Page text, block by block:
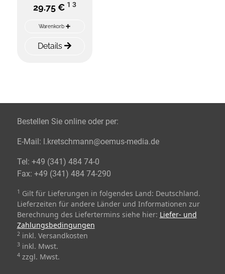
29.75 € 1 3
Warenkorb
Details
Bestellen Sie online oder per:
E-Mail: l.kretschmann@oemus-media.de
Tel: +49 (341) 484 74-0
Fax: +49 (341) 484 74-290
1 Gilt für Lieferungen in folgendes Land: Deutschland.
Lieferzeiten für andere Länder und Informationen zur
Berechnung des Liefertermins siehe hier: Liefer- und
Zahlungsbedingungen
2inkl. Versandkosten
3inkl. Mwst.
4zzgl. Mwst.